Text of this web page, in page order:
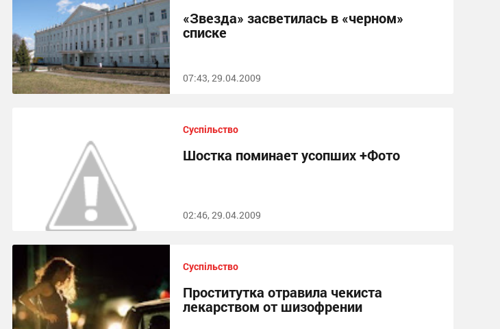
«Звезда» засветилась в «черном»
списке
07:43, 29.04.2009
Суспільство
Шостка поминает усопших +Фото
02:46, 29.04.2009
Суспільство
Проститутка отравила чекиста
лекарством от шизофрении